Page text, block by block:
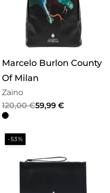
Marcelo Burlon County
Of Milan
Zaino
120,00€
Il
prezzo
originale
era:
120,00 €.
59,99 €
Il
prezzo
attuale
è:
59,99 €.
-53%